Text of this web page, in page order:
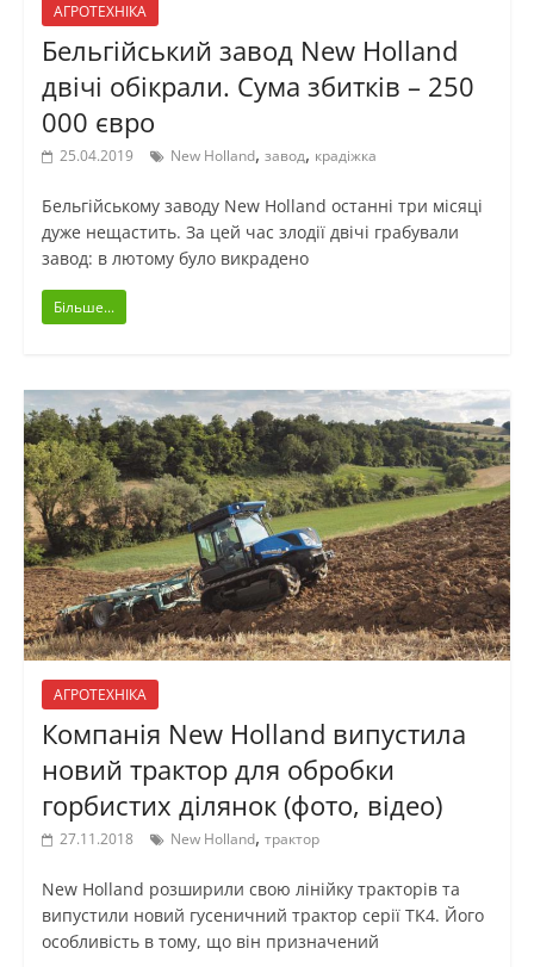
АГРОТЕХНІКА
Бельгійський завод New Holland
двічі обікрали. Сума збитків – 250
000 євро
25.04.2019 New Holland, завод, крадіжка
Бельгійському заводу New Holland останні три місяці
дуже нещастить. За цей час злодії двічі грабували
завод: в лютому було викрадено
Більше...
АГРОТЕХНІКА
Компанія New Holland випустила
новий трактор для обробки
горбистих ділянок (фото, відео)
27.11.2018 New Holland, трактор
New Holland розширили свою лінійку тракторів та
випустили новий гусеничний трактор серії TK4. Його
особливість в тому, що він призначений